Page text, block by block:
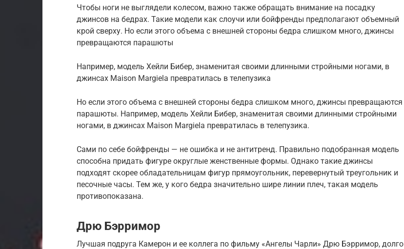
Чтобы ноги не выглядели колесом, важно также обращать внимание на посадку
джинсов на бедрах. Такие модели как слоучи или бойфренды предполагают объемный
крой сверху. Но если этого объема с внешней стороны бедра слишком много, джинсы
превращаются парашюты
Например, модель Хейли Бибер, знаменитая своими длинными стройными ногами, в
джинсах Maison Margiela превратилась в телепузика
Но если этого объема с внешней стороны бедра слишком много, джинсы превращаются
парашюты. Например, модель Хейли Бибер, знаменитая своими длинными стройными
ногами, в джинсах Maison Margiela превратилась в телепузика.
Сами по себе бойфренды — не ошибка и не антитренд. Правильно подобранная модель
способна придать фигуре округлые женственные формы. Однако такие джинсы
подходят скорее обладательницам фигур прямоугольник, перевернутый треугольник и
песочные часы. Тем же, у кого бедра значительно шире линии плеч, такая модель
противопоказана.
Дрю Бэрримор
Лучшая подруга Камерон и ее коллега по фильму «Ангелы Чарли» Дрю Бэрримор, долго